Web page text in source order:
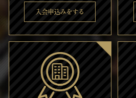
入会申込みをする